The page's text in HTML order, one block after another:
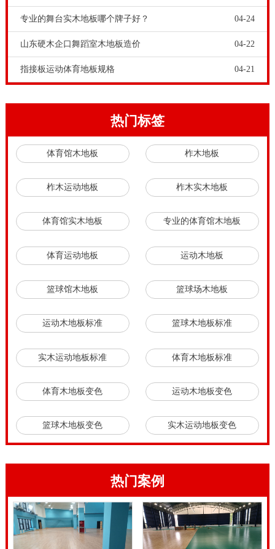
专业的舞台实木地板哪个牌子好？ 04-24
山东硬木企口舞蹈室木地板造价 04-22
指接板运动体育地板规格 04-21
热门标签
体育馆木地板 柞木地板
柞木运动地板 柞木实木地板
体育馆实木地板 专业的体育馆木地板
体育运动地板 运动木地板
篮球馆木地板 篮球场木地板
运动木地板标准 篮球木地板标准
实木运动地板标准 体育木地板标准
体育木地板变色 运动木地板变色
篮球木地板变色 实木运动地板变色
热门案例